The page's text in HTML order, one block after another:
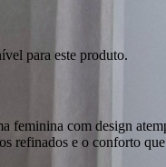
para este produto.
feminina com design
refinados e o conforto